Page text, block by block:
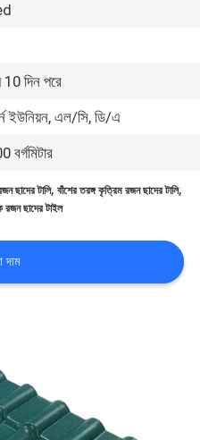
10 দিন পরে
ইউনিয়ন, এল/সি, ডি/এ
বর্গমিটার
ছাদের টালি,বাঁশের তরঙ্গ কৃত্রিম রজন ছাদের টালি,
রজন ছাদের টাইল
দাম